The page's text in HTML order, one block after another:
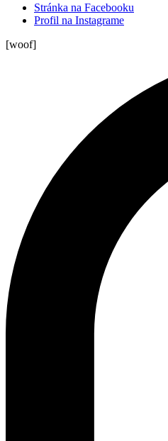
Stránka na Facebooku
Profil na Instagrame
[woof]